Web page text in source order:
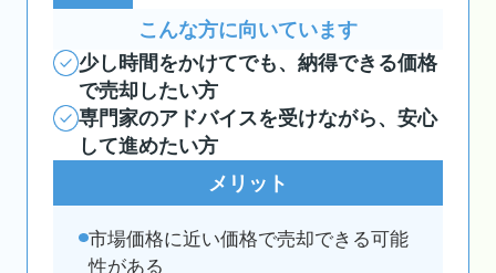
こんな方に向いています
少し時間をかけてでも、納得できる価格
で売却したい方
専門家のアドバイスを受けながら、安心
して進めたい方
メリット
市場価格に近い価格で売却できる可能
性がある